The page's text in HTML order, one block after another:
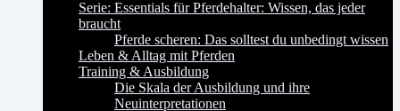
Serie: Essentials für Pferdehalter: Wissen, das jeder
braucht
Pferde scheren: Das solltest du unbedingt wissen
Leben & Alltag mit Pferden
Training & Ausbildung
Die Skala der Ausbildung und ihre
Neuinterpretationen